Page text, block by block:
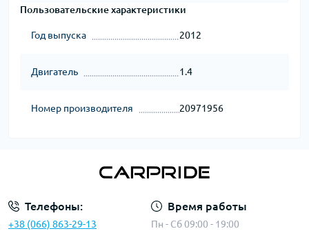
Пользовательские характеристики
Год выпуска 2012
Двигатель 1.4
Номер производителя 20971956
Телефоны:
+38 (066) 863-29-13
Время работы
Пн - Сб 09:00 - 19:00